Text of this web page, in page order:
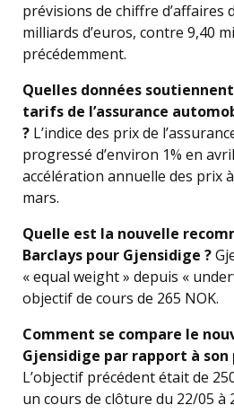
prévisions de chiffre d’affaires
milliards d’euros, contre 9,40
précédemment.
Quelles données
tarifs de l’assurance
? L’indice des prix de
progressé d’environ 1% en
accélération annuelle des prix
mars.
Quelle est la nouvelle
Barclays pour Gjensidige ?
« equal weight » depuis «
objectif de cours de 265 NOK.
Comment se compare le
Gjensidige par rapport à son
L’objectif précédent était de
un cours de clôture du 22/05 à